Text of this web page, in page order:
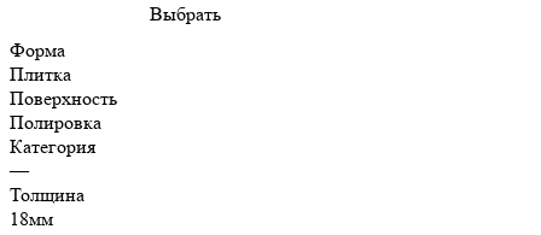
Выбрать
Форма
Плитка
Поверхность
Полировка
Категория
—
Толщина
18мм